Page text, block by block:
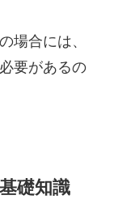
場合には、
要があるの
礎知識